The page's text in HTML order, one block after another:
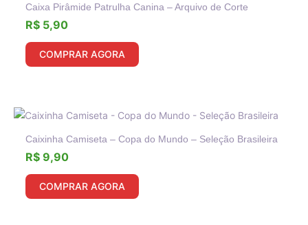
Caixa Pirâmide Patrulha Canina – Arquivo de Corte
R$5,90
COMPRAR AGORA
Caixinha Camiseta – Copa do Mundo – Seleção Brasileira
R$9,90
COMPRAR AGORA